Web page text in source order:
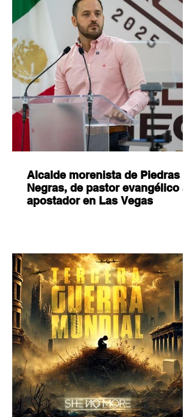
Alcalde morenista de Piedras
Negras, de pastor evangélico a
apostador en Las Vegas